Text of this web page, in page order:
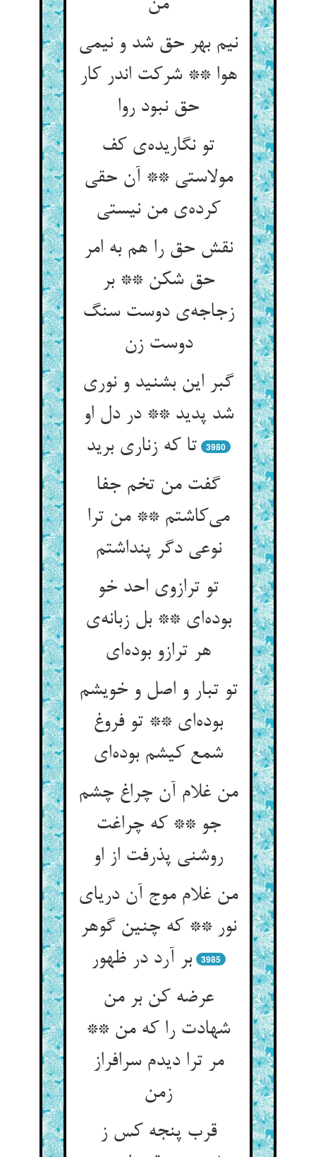
نیم بهر حق شد و نیمی
هوا ** شرکت اندر کار
حق نبود روا
تو نگاریده‌‌ی کف
مولاستی ** آن حقی
نقش حق را هم به امر
حق شکن ** بر
زجاجه‌‌ی دوست سنگ
دوست زن‌‌
گبر این بشنید و نوری
شد پدید ** در دل او
تا که زناری برید
3980
گفت من تخم جفا
می‌‌کاشتم ** من ترا
نوعی دگر پنداشتم‌‌
تو ترازوی احد خو
بوده‌‌ای ** بل زبانه‌‌ی
تو تبار و اصل و خویشم
بوده‌‌ای ** تو فروغ
من غلام آن چراغ چشم
جو ** که چراغت
روشنی پذرفت از او
من غلام موج آن دریای
نور ** که چنین گوهر
بر آرد در ظهور
3985
عرضه کن بر من
شهادت را که من **
مر ترا دیدم سرافراز
قرب پنجه کس ز